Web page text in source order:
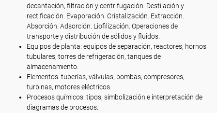
decantación, filtración y centrifugación. Destilación y
rectificación. Evaporación. Cristalización. Extracción.
Absorción. Adsorción. Liofilización. Operaciones de
transporte y distribución de sólidos y fluidos.
Equipos de planta: equipos de separación, reactores, hornos
tubulares, torres de refrigeración, tanques de
almacenamiento.
Elementos: tuberías, válvulas, bombas, compresores,
turbinas, motores eléctricos.
Procesos químicos: tipos, simbolización e interpretación de
diagramas de procesos.